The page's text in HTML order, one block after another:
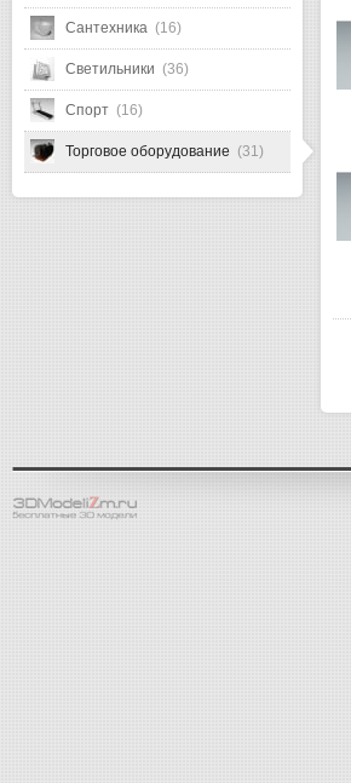
Сантехника (16)
Светильники (36)
Спорт (16)
Торговое оборудование (31)